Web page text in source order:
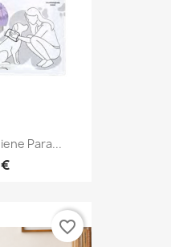
Para...
favorite_border